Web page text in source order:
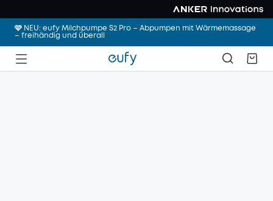
🩷 NEU: eufy Milchpumpe S2 Pro – Abpumpen mit Wärmemassage
– freihändig und überall